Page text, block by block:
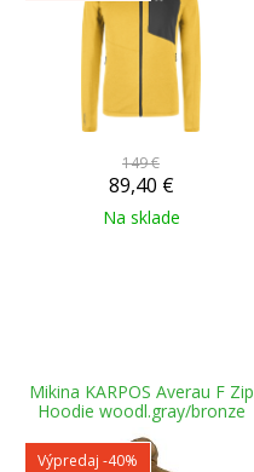
149 €
89,40 €
Na sklade
Mikina KARPOS Averau F Zip
Hoodie woodl.gray/bronze
Výpredaj -40%